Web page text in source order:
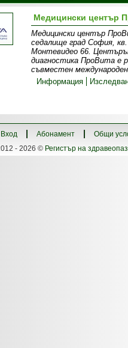
Медицински център
Медицински център
седалище град София,
Монтевидео 66.
диагностика ПроВита e
съвместен
Информация
Вход Абонамент Общи
- 2026 © Регистър на